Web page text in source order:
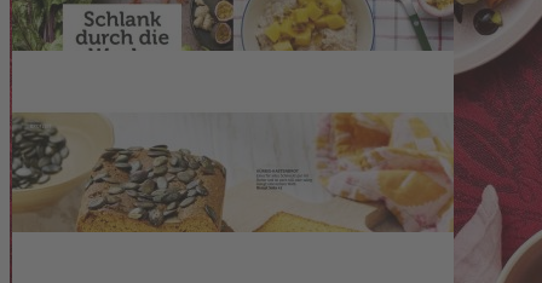
Neue Serie „Fit & vital“ + Ernährungstagebuch
Beschreibung
Vielleicht haben Sie es schon auf dem Cover entdeckt: Wir starten
mit einer großen Serie ins neue Jahr. Unter dem Motto „Fit & vital“
beleuchten wir in jeder Ausgabe einen aktuellen Gesundheitstrend.
Los geht es in der ersten Folge mit dem Thema „Richtig essen bei
Entzündungen“. Denn man kann einiges tun, um Entzündungen mit
gesunder Ernährung vorzubeugen oder zu lindern. Wie das genau
funktioniert, verrät die Ernährungsexpertin Dagmar von Cramm im
Interview (ab Seite 54) – und liefert gleich noch drei Rezepte dazu.
Neben der neuen Serie präsentieren wir Ihnen wie gewohnt
wunderbare Low-Carb-Rezepte. Für alle, die erfolgreich abnehmen